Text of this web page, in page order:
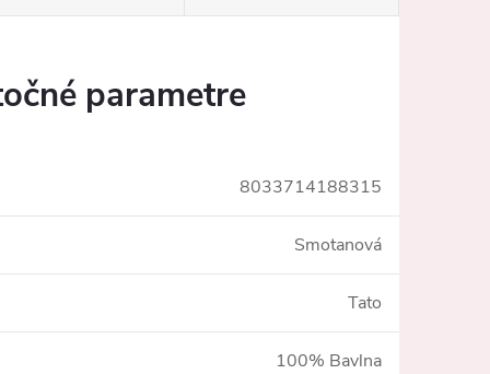
parametre
8033714188315
Smotanová
Tato
100% Bavlna